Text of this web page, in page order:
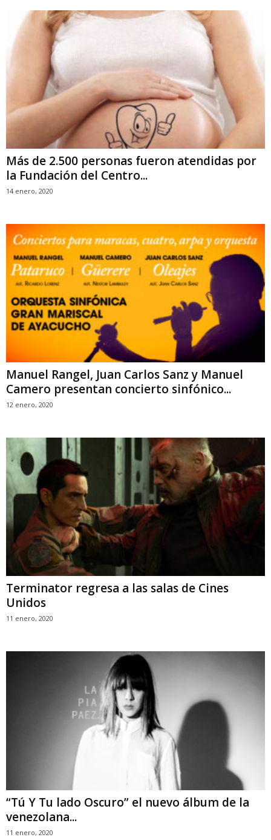
Más de 2.500 personas fueron atendidas por
la Fundación del Centro...
14 enero, 2020
Manuel Rangel, Juan Carlos Sanz y Manuel
Camero presentan concierto sinfónico...
12 enero, 2020
Terminator regresa a las salas de Cines
Unidos
11 enero, 2020
“Tú Y Tu lado Oscuro” el nuevo álbum de la
venezolana...
11 enero, 2020